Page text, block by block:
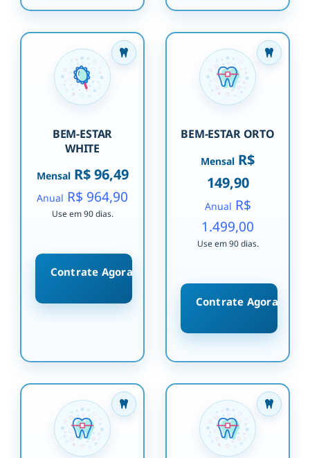
BEM-ESTAR
WHITE
MensalR$ 96,49
Anual R$ 964,90
Use em 90 dias.
Contrate Agora
BEM-ESTAR ORTO
Mensal R$
149,90
Anual R$
1.499,00
Use em 90 dias.
Contrate Agora